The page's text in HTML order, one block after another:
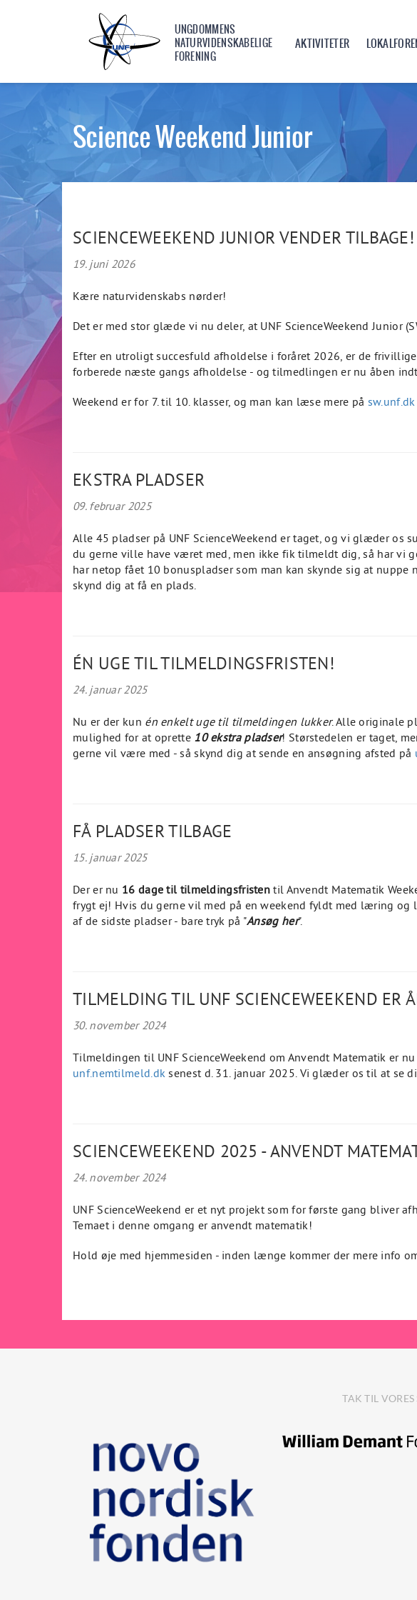
UNGDOMMENS
NATURVIDENSKABELIGE
FORENING
AKTIVITETER
Science Weekend Junior
SCIENCEWEEKEND JUNIOR VENDER TILBAGE!
19. juni 2026
Kære naturvidenskabs nørder!
Det er med stor glæde vi nu deler, at UNF ScienceWeekend Junior
Efter en utroligt succesfuld afholdelse i foråret 2026, er de
forberede næste gangs afholdelse - og tilmedlingen er nu åben
Weekend er for 7. til 10. klasser, og man kan læse mere på sw.unf.dk
EKSTRA PLADSER
09. februar 2025
Alle 45 pladser på UNF ScienceWeekend er taget, og vi glæder os
du gerne ville have været med, men ikke fik tilmeldt dig, så har vi
har netop fået 10 bonuspladser som man kan skynde sig at nuppe
skynd dig at få en plads.
ÉN UGE TIL TILMELDINGSFRISTEN!
24. januar 2025
Nu er der kun én enkelt uge til tilmeldingen lukker. Alle originale
mulighed for at oprette 10 ekstra pladser! Størstedelen er taget,
gerne vil være med - så skynd dig at sende en ansøgning afsted på
FÅ PLADSER TILBAGE
15. januar 2025
Der er nu 16 dage til tilmeldingsfristen til Anvendt Matematik
frygt ej! Hvis du gerne vil med på en weekend fyldt med læring og
af de sidste pladser - bare tryk på "Ansøg her".
TILMELDING TIL UNF SCIENCEWEEKEND ER
30. november 2024
Tilmeldingen til UNF ScienceWeekend om Anvendt Matematik er
unf.nemtilmeld.dk senest d. 31. januar 2025. Vi glæder os til at se
SCIENCEWEEKEND 2025 - ANVENDT
24. november 2024
UNF ScienceWeekend er et nyt projekt som for første gang bliver
Temaet i denne omgang er anvendt matematik!
Hold øje med hjemmesiden - inden længe kommer der mere info
TAK TIL